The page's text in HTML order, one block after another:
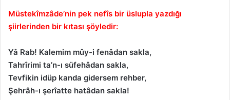
Müstekîmzâde’nin pek nefîs bir üslupla yazdığı
şiirlerinden bir kıtası şöyledir:
Yâ Rab! Kalemim mûy-i fenâdan sakla,
Tahrîrimi ta’n-ı süfehâdan sakla,
Tevfikin idüp kanda gidersem rehber,
Şehrâh-ı şerîatte hatâdan sakla!